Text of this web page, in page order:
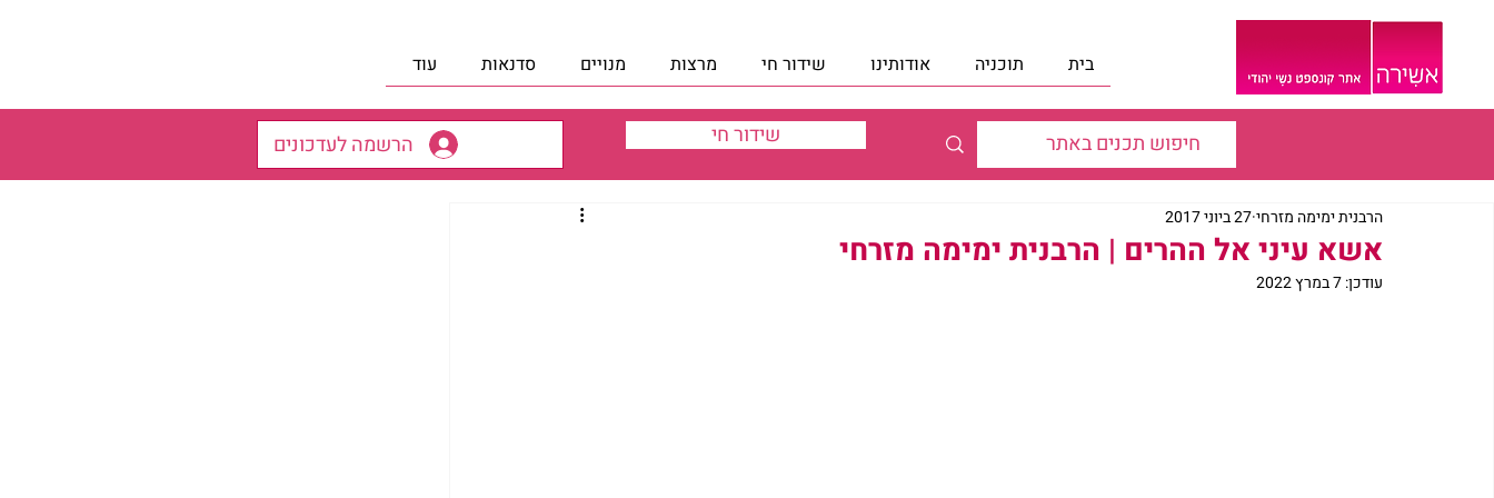
בית תוכניה אודותינו שידור חי מרצות מנויים סדנאות עוד
הרשמה לעדכונים שידור חי
אשא עיני אל ההרים | הרבנית ימימה מזרחי
הרבנית ימימה מזרחי27 ביוני 2017
עודכן:7 במרץ 2022